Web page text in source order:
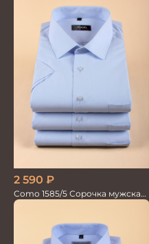
2 590 ₽
Como 1585/5 Сорочка мужская
кор.рукав